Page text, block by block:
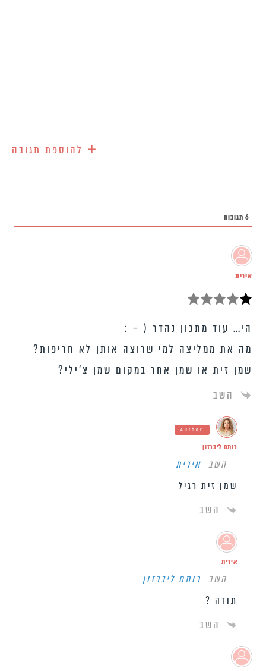
+ להוספת תגובה
6 תגובות
אירית
הי… עוד מתכון נהדר ( – :
מה את ממליצה למי שרוצה אותן לא חריפות?
שמן זית או שמן אחר במקום שמן צ’ילי?
השב
Author
רותם ליברזון
השב אירית
שמן זית רגיל
השב
אירית
השב רותם ליברזון
תודה ?
השב